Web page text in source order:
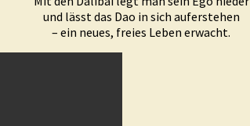
und lässt das Dao in sich auferstehen
– ein neues, freies Leben erwacht.